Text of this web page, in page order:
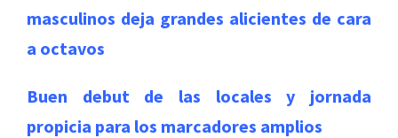
masculinos deja grandes alicientes de cara
a octavos
Buen debut de las locales y jornada
propicia para los marcadores amplios